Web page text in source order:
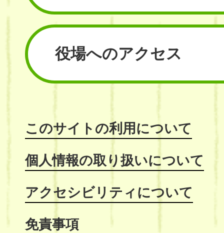
役場へのアクセス
このサイトの利用について
個人情報の取り扱いについて
アクセシビリティについて
免責事項